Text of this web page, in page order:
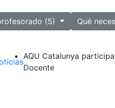
(5)
Qué
AQU Catalunya
Docente